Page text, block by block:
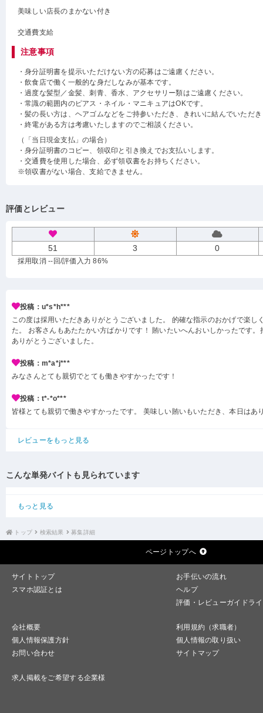
美味しい店長のまかない付き
交通費支給
注意事項
・身分証明書を提示いただけない方の応募はご遠慮ください。
・飲食店で働く一般的な身だしなみが基本です。
・過度な髪型／金髪、刺青、香水、アクセサリー類はご遠慮ください。
・常識の範囲内のピアス・ネイル・マニキュアはOKです。
・髪の長い方は、ヘアゴムなどをご持参いただき、きれいに結んでいただ
・終電がある方は考慮いたしますのでご相談ください。
（「当日現金支払」の場合）
・身分証明書のコピー、領収印と引き換えでお支払いします。
・交通費を使用した場合、必ず領収書をお持ちください。
※領収書がない場合、支給できません。
評価とレビュー
51 3 0
採用取消 --回/評価入力 86%
投稿：u*s*h***
この度は採用いただきありがとうございました。 的確な指示のおかげで楽し
た。 お客さんもあたたかい方ばかりです！ 賄いたいへんおいしかったです。
ありがとうございました。
投稿：m*a*j***
みなさんとても親切でとても働きやすかったです！
投稿：t*-*o***
皆様とても親切で働きやすかったです。 美味しい賄いもいただき、本日はあ
レビューをもっと見る
こんな単発バイトも見られています
もっと見る
トップ 検索結果 募集詳細
ページトップへ
サイトトップ
お手伝いの流れ
スマホ認証とは
ヘルプ
評価・レビューガイドラ
会社概要
利用規約（求職者）
個人情報保護方針
個人情報の取り扱い
お問い合わせ
サイトマップ
求人掲載をご希望する企業様